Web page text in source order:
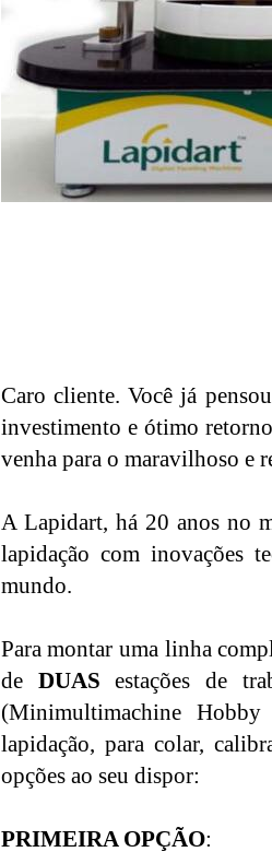
Caro cliente. Você já
investimento e ótimo
venha para o maravilhoso e
A Lapidart, há 20 anos no
lapidação com inovações
mundo.
Para montar uma linha
de DUAS estações de
(Minimultimachine
lapidação, para colar,
opções ao seu dispor:
PRIMEIRA OPÇÃO: